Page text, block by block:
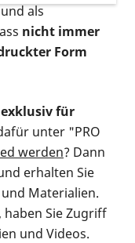
als
nicht immer
Form
für
unter "PRO
werden? Dann
erhalten Sie
Materialien.
haben Sie Zugriff
und Videos.